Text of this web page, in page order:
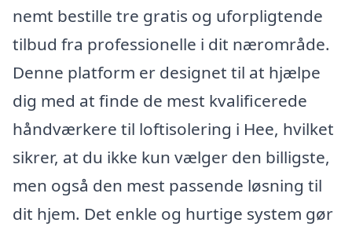
nemt bestille tre gratis og uforpligtende
tilbud fra professionelle i dit nærområde.
Denne platform er designet til at hjælpe
dig med at finde de mest kvalificerede
håndværkere til loftisolering i Hee, hvilket
sikrer, at du ikke kun vælger den billigste,
men også den mest passende løsning til
dit hjem. Det enkle og hurtige system gør